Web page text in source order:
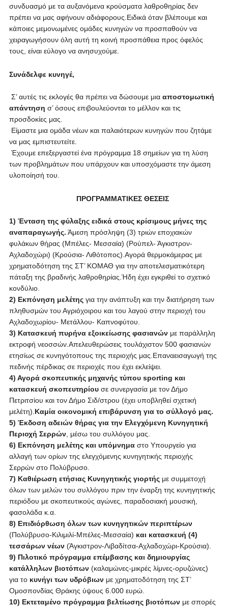
συνδυασμό με τα αυξανόμενα κρούσματα λαθροθηρίας δεν
πρέπει να μας αφήνουν αδιάφορους.Ειδικά όταν βλέπουμε και
κάποιες μεμονωμένες ομάδες κυνηγών να προσπαθούν να
χειραγωγήσουν όλη αυτή τη κοινή προσπάθεια προς όφελός
τους, είναι εύλογο να ανησυχούμε.
Συνάδελφε κυνηγέ,
Σ’ αυτές τις εκλογές θα πρέπει να δώσουμε μια αποστομωτική
απάντηση σ’ όσους επιβουλεύονται το μέλλον και τις
προσδοκίες μας.
Είμαστε μια ομάδα νέων και παλαιότερων κυνηγών που ζητάμε
να μας εμπιστευτείτε.
Έχουμε επεξεργαστεί ένα πρόγραμμα 18 σημείων για τη λύση
των προβλημάτων που υπάρχουν και υποσχόμαστε την άμεση
υλοποίησή του.
ΠΡΟΓΡΑΜΜΑΤΙΚΕΣ ΘΕΣΕΙΣ
1) Ένταση της φύλαξης ειδικά στους κρίσιμους μήνες της
αναπαραγωγής. Άμεση πρόσληψη (3) τριών εποχιακών
φυλάκων θήρας (Μπέλες- Μεσσαία) (Ρούπελ- Άγκιστρον-
Αχλαδοχώρι) (Κρούσια- Λιθότοπος).Αγορά θερμοκάμερας με
χρηματοδότηση της ΣΤ’ ΚΟΜΑΘ για την αποτελεσματικότερη
πάταξη της βραδινής λαθροθηρίας.Ήδη έχει εγκριθεί το σχετικό
κονδύλιο.
2) Εκπόνηση μελέτηςγια την ανάπτυξη και την διατήρηση των
πληθυσμών του Αγριόχοιρου και του λαγού στην περιοχή του
Αχλαδοχωρίου- Μετάλλου- Καπνοφύτου.
3) Κατασκευή πυρήνα εξοικείωσης φασιανώνμε παράλληλη
εκτροφή νεοσσών.Απελευθερώσεις τουλάχιστον 500 φασιανών
ετησίως σε κυνηγότοπους της περιοχής μας.Επαναεισαγωγή της
πεδινής πέρδικας σε περιοχές που έχει εκλείψει.
4) Αγορά σκοπευτικής μηχανής τύπου sporting και
κατασκευή σκοπευτηρίουσε συνεργασία με τον Δήμο
Πετριτσίου και τον Δήμο Σιδ/στρου (έχει υποβληθεί σχετική
μελέτη). Καμία οικονομική επιβάρυνση για το σύλλογό μας.
5) Έκδοση αδειών θήρας για την Ελεγχόμενη Κυνηγητική
Περιοχή Σερρών, μέσω του συλλόγου μας.
6) Εκπόνηση μελέτης και υπόμνημαστο Υπουργείο για
αλλαγή των ορίων της ελεγχόμενης κυνηγητικής περιοχής
Σερρών στο Πολύβρυσο.
7) Καθιέρωση ετήσιας Κυνηγητικής γιορτήςμε συμμετοχή
όλων των μελών του συλλόγου πριν την έναρξη της κυνηγητικής
περιόδου με σκοπευτικούς αγώνες, παραδοσιακή μουσική,
φασολάδα κ.α.
8) Επιδιόρθωση όλων των κυνηγητικών περιπτέρων
(Πολύβρυσο-Κιλιμιλί-Μπέλες-Μεσσαία) και κατασκευή (4)
τεσσάρων νέων(Άγκιστρον-Λιβαδίτσα-Αχλαδοχώρι-Κρούσια).
9) Πιλοτικό πρόγραμμα επέμβασης και δημιουργίας
κατάλληλων βιοτόπων(καλαμώνες-μικρές λίμνες-ορυζώνες)
για το κυνήγι των υδρόβιωνμε χρηματοδότηση της ΣΤ’
Ομοσπονδίας Θράκης ύψους 6.000 ευρώ.
10) Εκτεταμένο πρόγραμμα βελτίωσης βιοτόπωνμε σπορές